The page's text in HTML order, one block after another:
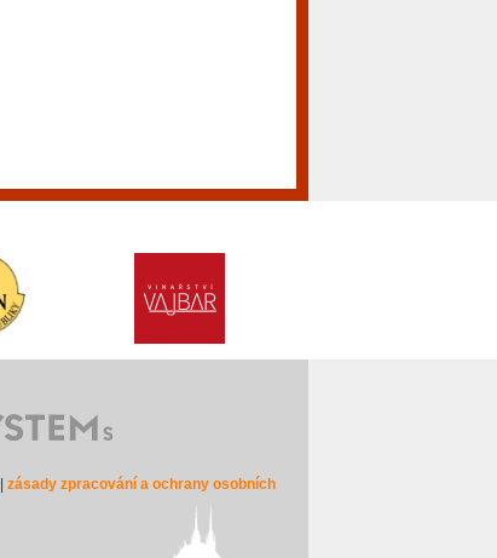
zásady zpracování a ochrany osobních